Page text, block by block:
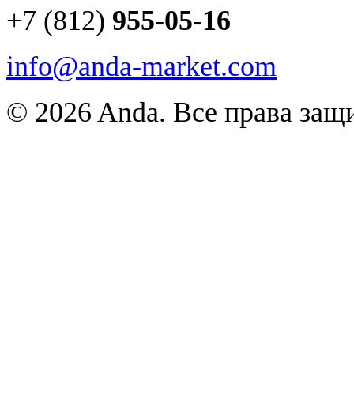
+7 (812) 955-05-16
info@anda-market.com
© 2026 Anda. Все права